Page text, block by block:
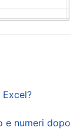
e numeri dopo